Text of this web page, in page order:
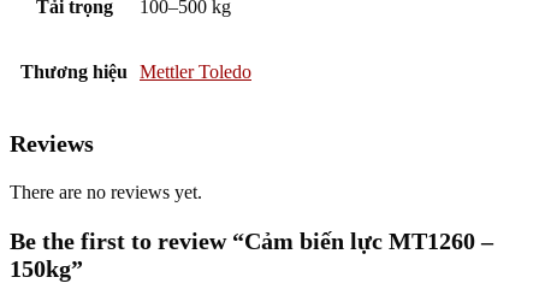
Tải trọng 100–500 kg
Thương hiệu Mettler Toledo
Reviews
There are no reviews yet.
Be the first to review “Cảm biến lực MT1260 –
150kg”